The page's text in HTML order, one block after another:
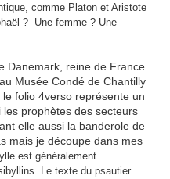
comme Platon et Aristote
? Une femme ? Une
Danemark, reine de France
Musée Condé de Chantilly
folio 4verso représente un
prophètes des secteurs
elle aussi la banderole de
mais je découpe dans mes
est généralement
Le texte du psautier